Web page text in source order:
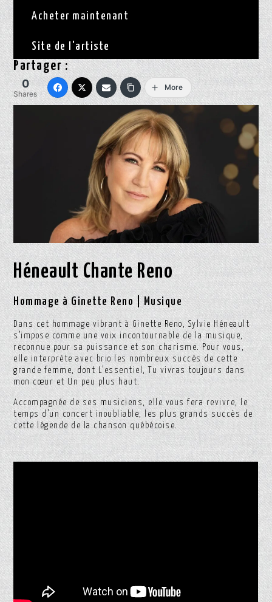
Acheter maintenant
Site de l'artiste
Partager :
0
Shares
More
Héneault Chante Reno
Hommage à Ginette Reno | Musique
Dans cet hommage vibrant à Ginette Reno, Sylvie Héneault
s’impose comme une voix incontournable de la musique,
reconnue pour sa puissance et son charisme. Pour vous,
elle interprète avec brio les nombreux succès de cette
grande femme, dont L’essentiel, Tu vivras toujours dans
mon cœur et Un peu plus haut.
Accompagnée de ses musiciens, elle vous fera revivre, le
temps d’un concert inoubliable, les plus grands succès de
cette légende de la chanson québécoise.